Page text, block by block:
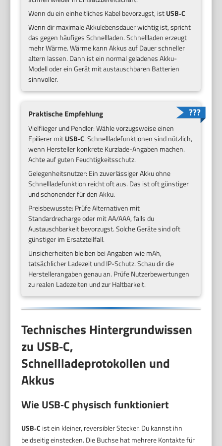
Wenn du ein einheitliches Kabel bevorzugst, istUSB‑C
Wenn dir maximale Akkulebensdauer wichtig ist, spricht
das gegen häufiges Schnellladen. Schnellladen erzeugt
mehr Wärme. Wärme kann Akkus auf Dauer schneller
altern lassen. Dann ist ein normal geladenes Akku-
Modell oder ein Gerät mit austauschbaren Batterien
sinnvoller.
Praktische Empfehlung
Vielflieger und Pendler: Wähle vorzugsweise einen
Epilierer mitUSB‑C. Schnellladefunktionen sind nützlich,
wenn Hersteller konkrete Kurzlade-Angaben machen.
Achte auf guten Feuchtigkeitsschutz.
Gelegenheitsnutzer: Ein zuverlässiger Akku ohne
Schnellladefunktion reicht oft aus. Das ist oft günstiger
und schonender für den Akku.
Preisbewusste: Prüfe Alternativen mit
Standardrecharge oder mit AA/AAA, falls du
Austauschbarkeit bevorzugst. Solche Geräte sind oft
günstiger im Ersatzteilfall.
Unsicherheiten bleiben bei Angaben wie mAh,
tatsächlicher Ladezeit und IP-Schutz. Schau dir die
Herstellerangaben genau an. Prüfe Nutzerbewertungen
zu realen Ladezeiten und zur Haltbarkeit.
Technisches Hintergrundwissen
zu USB‑C,
Schnellladeprotokollen und
Akkus
Wie USB‑C physisch funktioniert
USB‑C ist ein kleiner, reversibler Stecker. Du kannst ihn
beidseitig einstecken. Die Buchse hat mehrere Kontakte für